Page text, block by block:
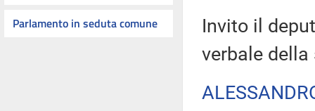
Parlamento in seduta comune
Invito il
verbale della